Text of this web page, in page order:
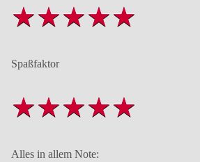
Spaßfaktor
Alles in allem Note: